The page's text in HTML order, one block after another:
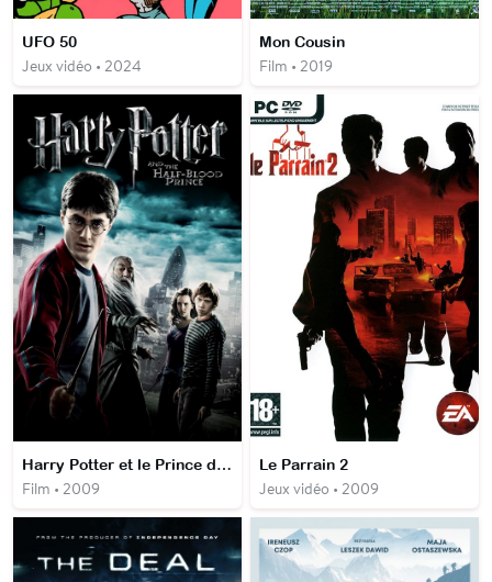
UFO 50
Jeux vidéo • 2024
Mon Cousin
Film • 2019
Harry Potter et le Prince de sang-mêlé
Film • 2009
Le Parrain 2
Jeux vidéo • 2009